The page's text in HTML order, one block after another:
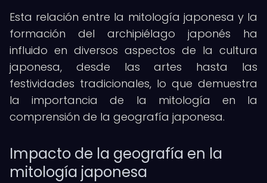
Esta relación entre la mitología japonesa y la
formación del archipiélago japonés ha
influido en diversos aspectos de la cultura
japonesa, desde las artes hasta las
festividades tradicionales, lo que demuestra
la importancia de la mitología en la
comprensión de la geografía japonesa.
Impacto de la geografía en la
mitología japonesa